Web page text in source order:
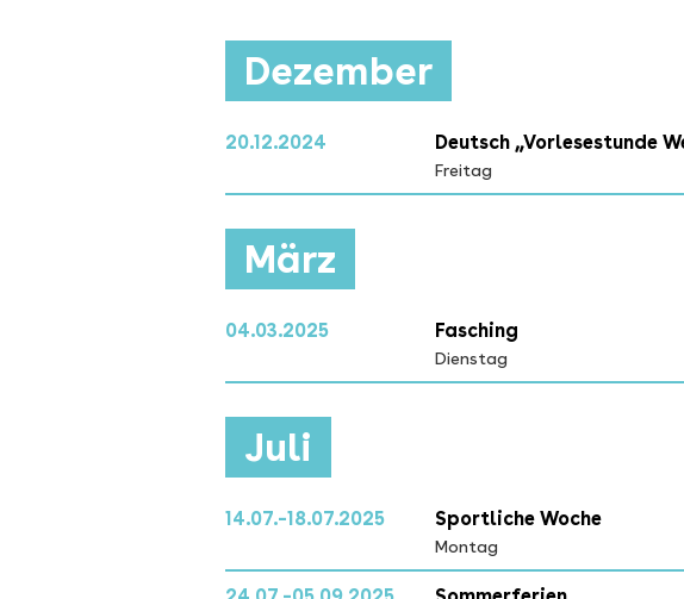
Dezember
20.12.2024 Deutsch „Vorlesestunde
Freitag
März
04.03.2025 Fasching
Dienstag
Juli
14.07.–18.07.2025 Sportliche Woche
Montag